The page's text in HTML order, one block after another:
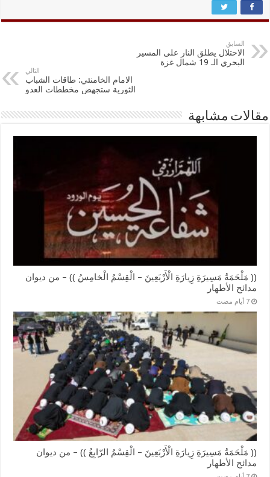
السابق
الاحتلال يطلق النار على المسير
البحري الـ 19 شمال غزة
التالي
الامام الخامنئي: طاقات الشباب
الثورية ستجهض مخططات العدو
مقالات مشابهة
(( مَلْحَمَةُ مَسِيرَةِ زِيارَةِ الْأَرْبَعِينَ – الْقِسْمُ الْخامِسُ )) – من ديوان
مدائح الأطهار
‏7 أيام مضت
(( مَلْحَمَةُ مَسِيرَةِ زِيارَةِ الْأَرْبَعِينَ – الْقِسْمُ الرّابِعُ )) – من ديوان
مدائح الأطهار